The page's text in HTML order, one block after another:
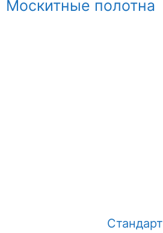
Москитные полотна
Стандарт